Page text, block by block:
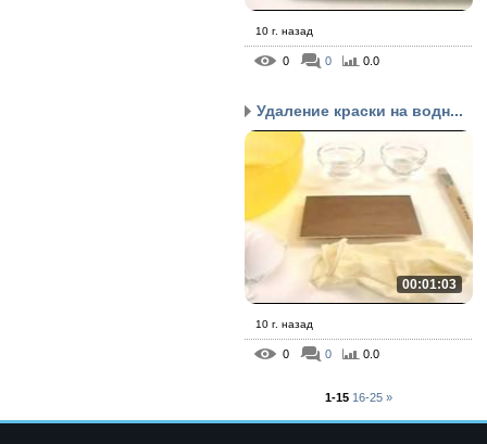
10 г. назад
0 0 0.0
Удаление краски на водн...
00:01:03
10 г. назад
0 0 0.0
1-15 16-25 »